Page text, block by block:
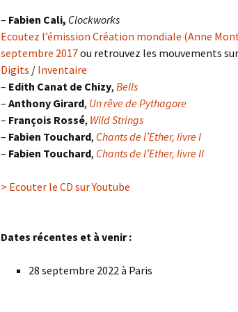
Massalia
Deux
– Fabien Cali, Clockworks
Ecoutez l’émission Création mondiale (Anne
septembre 2017ou retrouvez les mouvements
Digits / Inventaire
– Edith Canat de Chizy, Bells
– Anthony Girard, Un rêve de Pythagore
– François Rossé, Wild Strings
– Fabien Touchard, Chants de l’Ether, livre I
– Fabien Touchard, Chants de l’Ether, livre II
> Ecouter le CD sur Youtube
Dates récentes et à venir :
28 septembre 2022 à Paris